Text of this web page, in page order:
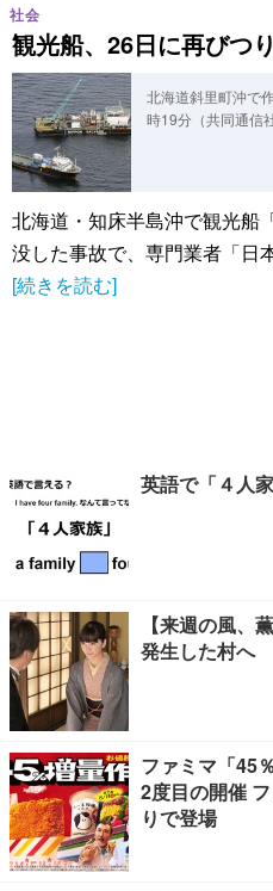
観光船、26日に再びつ
社会
北海道斜里町沖で
時19分（共同通信
北海道・知床半島沖で観光船
没した事故で、専門業者「日
[続きを読む]
英語で「４人
【来週の風、
発生した村へ
ファミマ「45
2度目の開催
りで登場